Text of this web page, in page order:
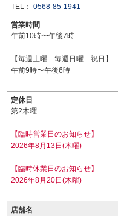
TEL： 0568-85-1941
営業時間
午前10時〜午後7時
【毎週土曜 毎週日曜 祝日】
午前9時〜午後6時
定休日
第2木曜
【臨時営業日のお知らせ】
2026年8月13日(木曜)
【臨時休業日のお知らせ】
2026年8月20日(木曜)
店舗名